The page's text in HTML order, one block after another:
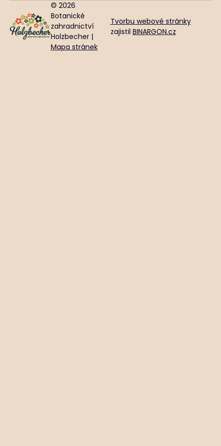
© 2026
Botanické
zahradnictví
Holzbecher |
Mapa stránek
Tvorbu webové stránky
zajistil BINARGON.cz